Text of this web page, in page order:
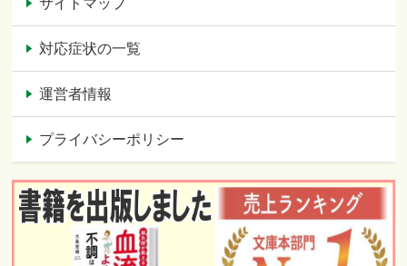
サイトマップ
対応症状の一覧
運営者情報
プライバシーポリシー